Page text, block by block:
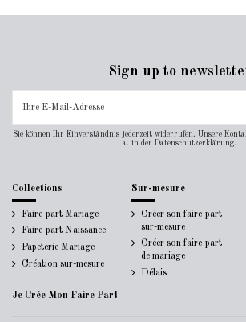
Sign up to
Sie können Ihr Einverständnis jederzeit widerrufen. Unsere
a. in der Datenschutzerklärung.
Collections
Faire-part Mariage
Faire-part Naissance
Papeterie Mariage
Création sur-mesure
Sur-mesure
Créer son faire-part
sur-mesure
Créer son faire-part
de mariage
Délais
Je Crée Mon Faire Part